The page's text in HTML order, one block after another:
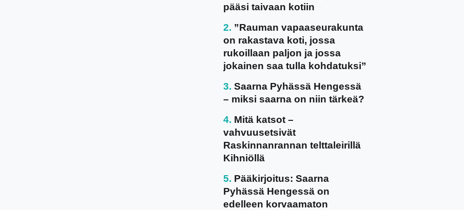
pääsi taivaan kotiin
”Rauman vapaaseurakunta
on rakastava koti, jossa
rukoillaan paljon ja jossa
jokainen saa tulla kohdatuksi”
Saarna Pyhässä Hengessä
– miksi saarna on niin tärkeä?
Mitä katsot –
vahvuusetsivät
Raskinnanrannan telttaleirillä
Kihniöllä
Pääkirjoitus: Saarna
Pyhässä Hengessä on
edelleen korvaamaton